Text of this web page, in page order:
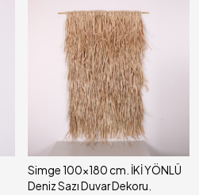
Simge 100x180 cm. İKİ YÖNLÜ
Deniz Sazı Duvar Dekoru.